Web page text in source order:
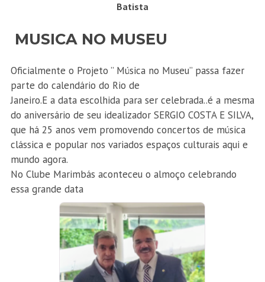
Batista
MUSICA NO MUSEU
Oficialmente o Projeto ” Música no Museu” passa fazer
parte do calendário do Rio de
Janeiro.E a data escolhida para ser celebrada..é a mesma
do aniversário de seu idealizador SERGIO COSTA E SILVA,
que há 25 anos vem promovendo concertos de música
clássica e popular nos variados espaços culturais aqui e
mundo agora.
No Clube Marimbás aconteceu o almoço celebrando
essa grande data